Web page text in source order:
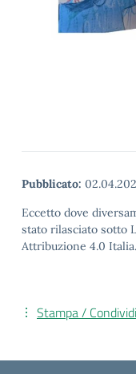
Pubblicato:
Eccetto dove
stato rilasciato sotto
Attribuzione 4.0 Italia.
Stampa / Condividi